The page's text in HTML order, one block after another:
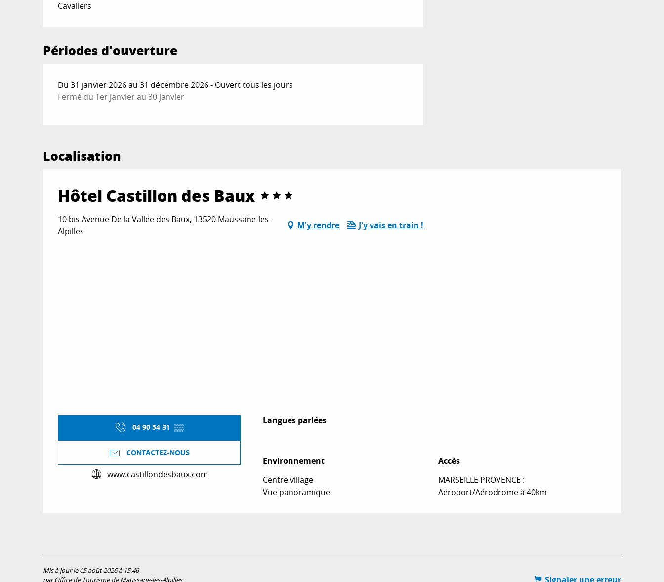
Cavaliers
Périodes d'ouverture
Du 31 janvier 2026 au 31 décembre 2026 - Ouvert tous les jours
Fermé du 1er janvier au 30 janvier
Localisation
Hôtel Castillon des Baux
10 bis Avenue De la Vallée des Baux, 13520 Maussane-les-
Alpilles
M'y rendre J'y vais en train !
04 90 54 31 ▒▒
CONTACTEZ-NOUS
www.castillondesbaux.com
Langues parlées
Langues parlées
Environnement
Environnement
Centre village
Vue panoramique
Accès
Accès
MARSEILLE PROVENCE :
Aéroport/Aérodrome à 40km
Mis à jour le 05 août 2026 à 15:46
par Office de Tourisme de Maussane-les-Alpilles
Signaler une erreur